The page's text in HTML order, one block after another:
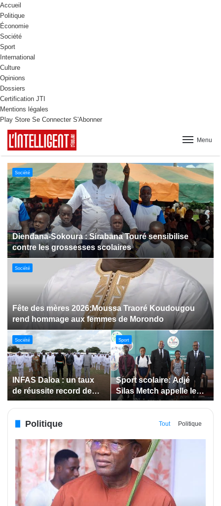
Accueil
Politique
Économie
Société
Sport
International
Culture
Opinions
Dossiers
Certification JTI
Mentions légales
Play Store Se Connecter S'Abonner
Menu
Culture
Dabakala:Le festival FEMUDA 2.0 dévoile des
innovations porteuses d’espoir pour la jeunesse
Sport
Jeux paralympiques de 2028 :
Société
Bodokro : 30 élèves
célébrés à la Journée de
l’Excellence du Lycée
Société
Insertion des jeunes: La
Côte d’Ivoire renforce le
suivi des conventions
Politique Tout Politique